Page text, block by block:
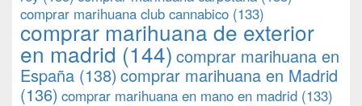
comprar marihuana club cannabico (133)
comprar marihuana de exterior
en madrid (144) comprar marihuana en
España (138) comprar marihuana en Madrid
(136) comprar marihuana en mano en madrid (133)